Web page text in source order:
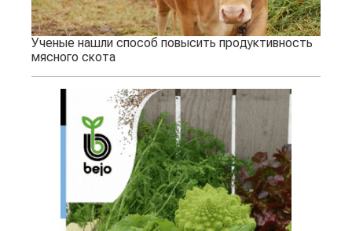
Ученые нашли способ повысить продуктивность
мясного скота